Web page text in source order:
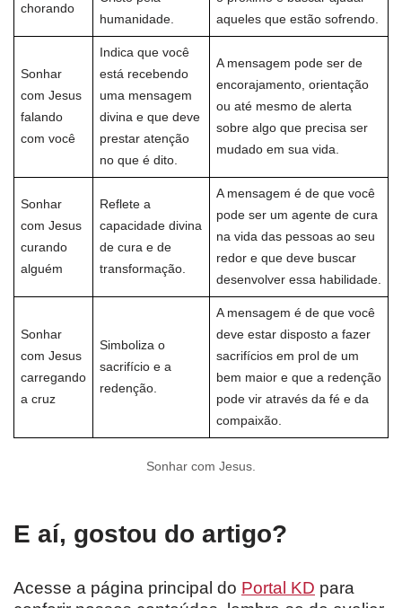
chorando
humanidade.
aqueles que estão sofrendo.
Sonhar
com Jesus
falando
com você
Indica que você
está recebendo
uma mensagem
divina e que deve
prestar atenção
no que é dito.
A mensagem pode ser de
encorajamento, orientação
ou até mesmo de alerta
sobre algo que precisa ser
mudado em sua vida.
Sonhar
com Jesus
curando
alguém
Reflete a
capacidade divina
de cura e de
transformação.
A mensagem é de que você
pode ser um agente de cura
na vida das pessoas ao seu
redor e que deve buscar
desenvolver essa habilidade.
Sonhar
com Jesus
carregando
a cruz
Simboliza o
sacrifício e a
redenção.
A mensagem é de que você
deve estar disposto a fazer
sacrifícios em prol de um
bem maior e que a redenção
pode vir através da fé e da
compaixão.
Sonhar com Jesus.
E aí, gostou do artigo?
Acesse a página principal do Portal KD para